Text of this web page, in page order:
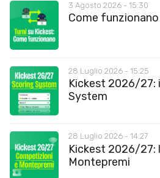
3 Agosto 2026 - 15:30
Come
28 Luglio 2026 - 15:25
Kickest 2026/27:
System
28 Luglio 2026 - 14:27
Kickest 2026/27:
Montepremi